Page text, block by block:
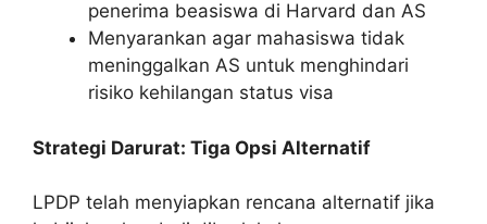
penerima beasiswa di Harvard dan AS
Menyarankan agar mahasiswa tidak
meninggalkan AS untuk menghindari
risiko kehilangan status visa
Strategi Darurat: Tiga Opsi Alternatif
LPDP telah menyiapkan rencana alternatif jika